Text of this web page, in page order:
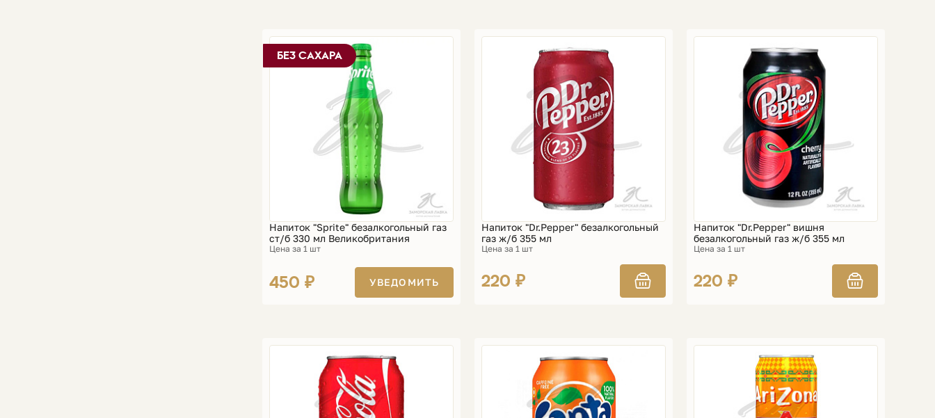
БЕЗ САХАРА
Напиток "Spritе" безалкогольный газ
ст/б 330 мл Великобритания
Цена за 1 шт
450 ₽ УВЕДОМИТЬ
Напиток "Dr.Pepper" безалкогольный
газ ж/б 355 мл
Цена за 1 шт
220 ₽
Напиток "Dr.Pepper" вишня
безалкогольный газ ж/б 355 мл
Цена за 1 шт
220 ₽